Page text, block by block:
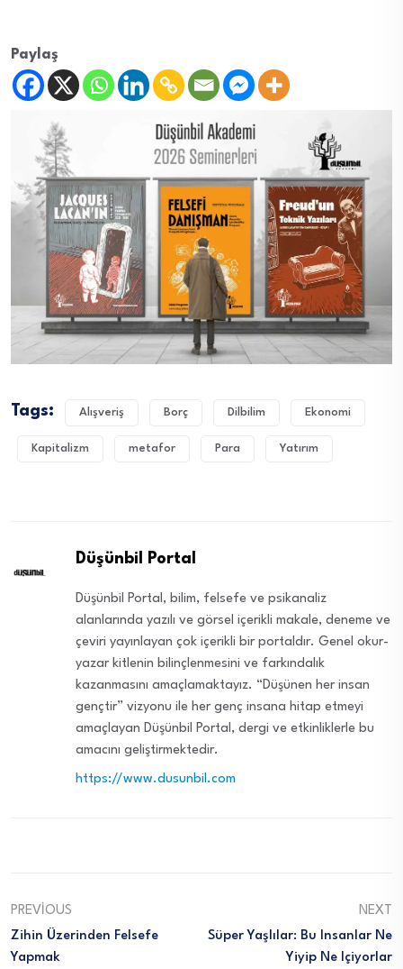
Paylaş
Tags: Alışveriş Borç Dilbilim Ekonomi
Kapitalizm metafor Para Yatırım
Düşünbil Portal
Düşünbil Portal, bilim, felsefe ve psikanaliz
alanlarında yazılı ve görsel içerikli makale, deneme ve
çeviri yayınlayan çok içerikli bir portaldır. Genel okur-
yazar kitlenin bilinçlenmesini ve farkındalık
kazanmasını amaçlamaktayız. “Düşünen her insan
gençtir” vizyonu ile her genç insana hitap etmeyi
amaçlayan Düşünbil Portal, dergi ve etkinliklerle bu
amacını geliştirmektedir.
https://www.dusunbil.com
PREVIOUS
Zihin Üzerinden Felsefe
Yapmak
NEXT
Süper Yaşlılar: Bu Insanlar Ne
Yiyip Ne Içiyorlar